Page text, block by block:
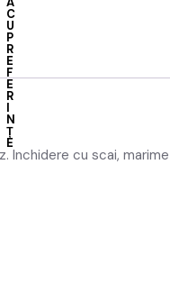
C
U
P
R
E
F
E
R
I
N
Ț
E
Inchidere cu scai,